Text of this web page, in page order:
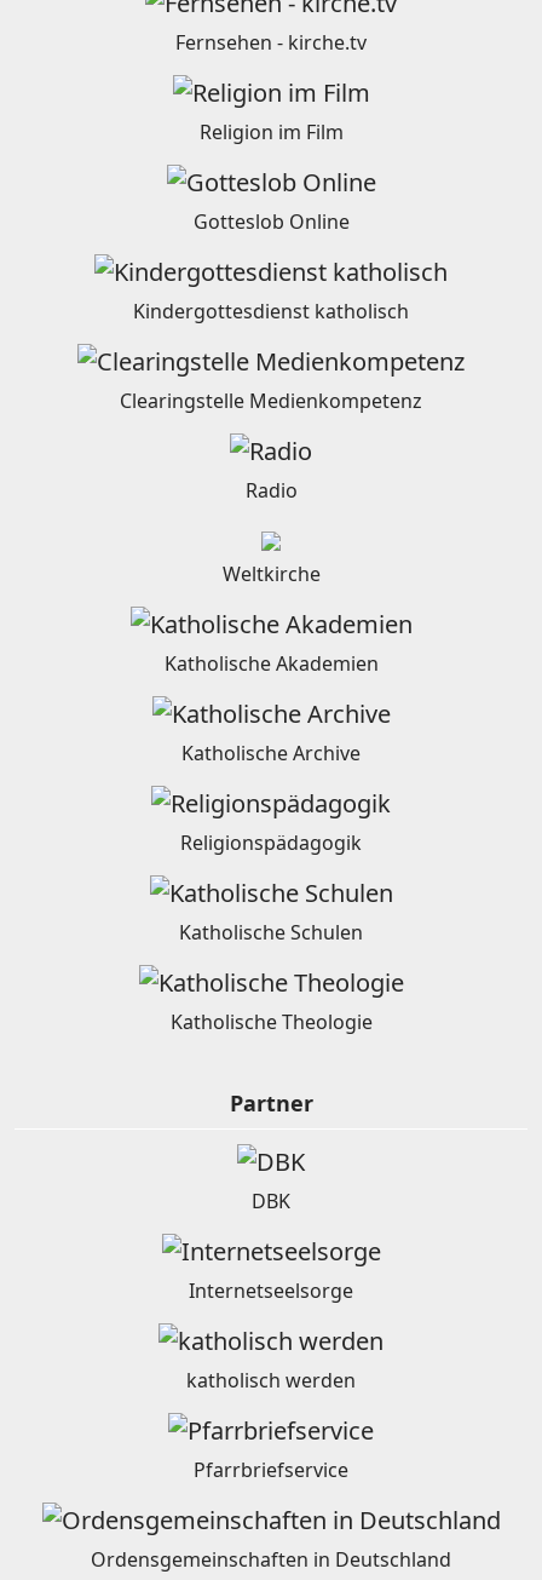
Fernsehen - kirche.tv
Religion im Film
Gotteslob Online
Kindergottesdienst katholisch
Clearingstelle Medienkompetenz
Radio
Weltkirche
Katholische Akademien
Katholische Archive
Religionspädagogik
Katholische Schulen
Katholische Theologie
Partner
DBK
Internetseelsorge
katholisch werden
Pfarrbriefservice
Ordensgemeinschaften in Deutschland